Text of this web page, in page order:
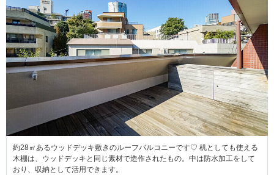
約28㎡あるウッドデッキ敷きのルーフバルコニーです♡ 机としても使える
木棚は、ウッドデッキと同じ素材で造作されたもの。中は防水加工をして
おり、収納として活用できます。